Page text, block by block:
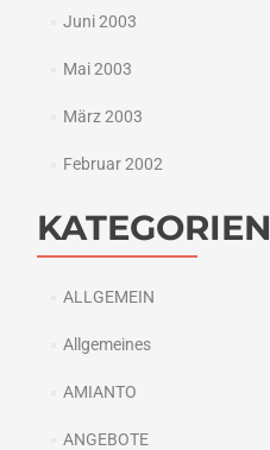
Juni 2003
Mai 2003
März 2003
Februar 2002
KATEGORIEN
ALLGEMEIN
Allgemeines
AMIANTO
ANGEBOTE